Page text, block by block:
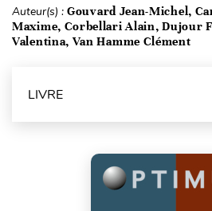
Auteur(s) : Gouvard Jean-Michel,
Maxime, Corbellari Alain, Dujour
Valentina, Van Hamme Clément
LIVRE